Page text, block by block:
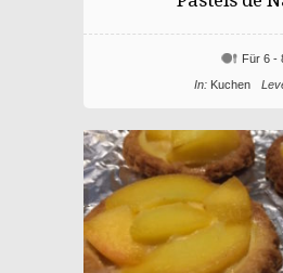
Für 6 -
In: Kuchen